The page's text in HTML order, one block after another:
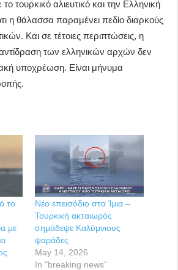
τουρκικό αλιευτικό και την Ελληνική
η θάλασσα παραμένει πεδίο διαρκούς
Και σε τέτοιες περιπτώσεις, η
των ελληνικών αρχών δεν
υποχρέωση. Είναι μήνυμα
το
με
Νέο επεισόδιο στα Ίμια –
Τουρκική ακταιωρός
σημάδεψε Καλύμνιους
ψαράδες
May 14, 2026
In "breaking news"